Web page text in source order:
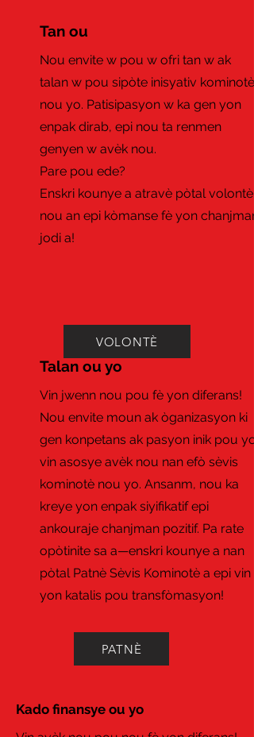
Tan ou
Nou envite w pou w ofri tan w ak
talan w pou sipòte inisyativ kominotè
nou yo. Patisipasyon w ka gen yon
enpak dirab, epi nou ta renmen
genyen w avèk nou.
Pare pou ede?
Enskri kounye a atravè pòtal volontè
nou an epi kòmanse fè yon chanjman
jodi a!
Talan ou yo
Vin jwenn nou pou fè yon diferans!
Nou envite moun ak òganizasyon ki
gen konpetans ak pasyon inik pou yo
vin asosye avèk nou nan efò sèvis
kominotè nou yo. Ansanm, nou ka
kreye yon enpak siyifikatif epi
ankouraje chanjman pozitif. Pa rate
opòtinite sa a—enskri kounye a nan
pòtal Patnè Sèvis Kominotè a epi vin
yon katalis pou transfòmasyon!
VOLONTÈ
PATNÈ
Kado finansye ou yo